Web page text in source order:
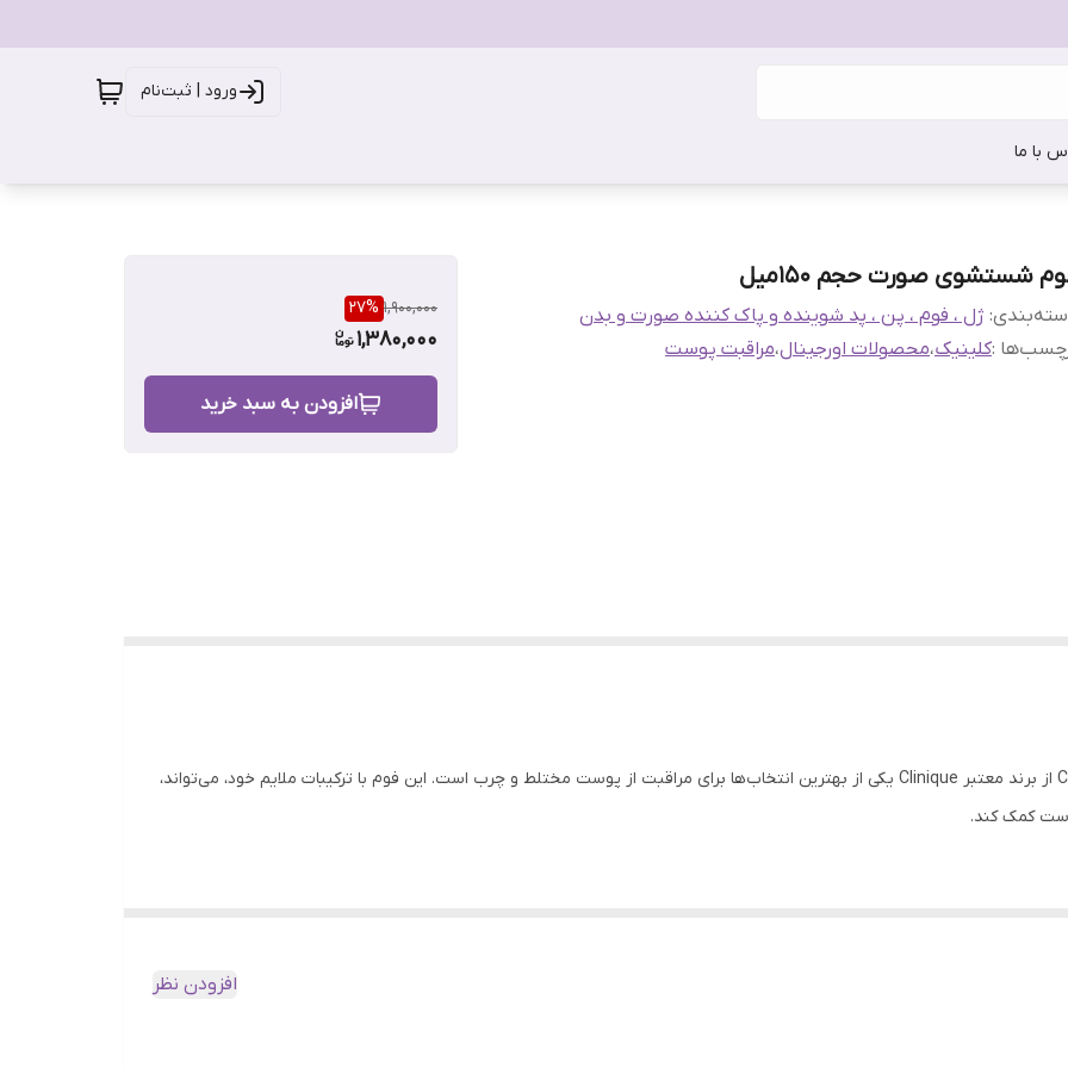
ورود | ثبت‌نام
با ما
شستشوی‌ صورت حجم 150میل
: ژل ، فوم ، پن ، پد شوینده و پاک کننده صورت و بدن
:کلینیک،محصولات اورجینال،مراقبت پوست
1,900,000
27%
1,380,000
افزودن به سبد خرید
فوم شستشوی صورت کلینیک Clinique All About Clean از برند معتبر Clinique یکی از بهترین انتخاب‌ها برای مراقبت از پوست مختلط و چرب است. این فوم با ترکیبات ملایم خود، می‌تواند،
کمک کند.
افزودن نظر